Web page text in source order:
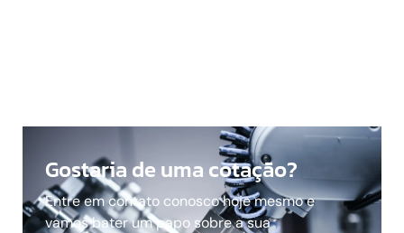
Gostaria de uma cotação?
Entre em contato conosco hoje mesmo e
vamos bater um papo sobre a sua